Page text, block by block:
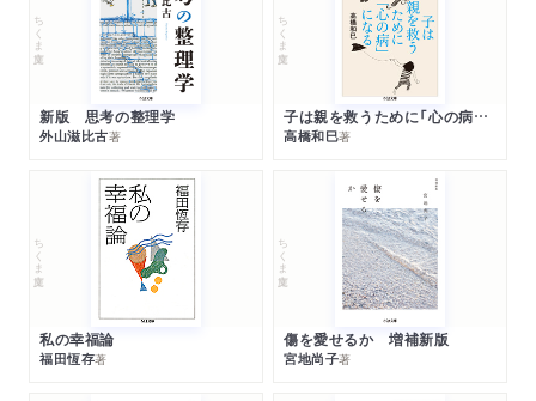
ちくま文庫
新版 思考の整理学
外山滋比古著
ちくま文庫
子は親を救うために「心の病」になる
高橋和巳著
ちくま文庫
私の幸福論
福田恆存著
ちくま文庫
傷を愛せるか 増補新版
宮地尚子著